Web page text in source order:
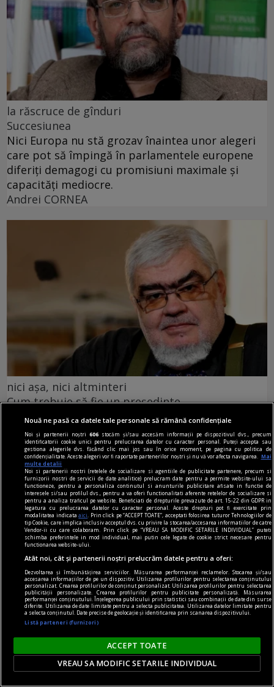
la răscruce de gînduri
Succesiunea
Nici Europa nu stă grozav înaintea unor alegeri
care pot să împingă în parlamentele europene
diferiți demagogi cu promisiuni maximale și
capacități mediocre.
Andrei CORNEA
nici așa, nici altminteri
Cum trebuie să fie un președinte
Nu cred în nici o campanie electorală construită
pe negativitate, pe agresiune, pe obsesii strict
individuale.
Andrei PLEŞU
Avram Iancu – 200
Nouă ne pasă ca datele tale personale să rămână confidențiale
Noi și partenerii noștri606 stocăm și/sau accesăm informații pe dispozitivul dvs., precum
identificatorii cookie unici pentru prelucrarea datelor cu caracter personal. Puteți accepta sau
gestiona alegerile dvs. făcând clic mai jos sau în orice moment, pe pagina cu politica de
confidențialitate. Aceste alegeri vor fi raportate partenerilor noștri și nu vă vor afecta navigarea.
Mai
multe detalii
Noi si partenerii nostri (retelele de socializare si agentiile de publicitate partenere, precum si
furnizorii nostri de servicii de date analitice) prelucram date pentru a permite website-ului sa
functioneze, pentru a personaliza continutul si anunturile publicitare afisate in functie de
interesele si/sau profilul dvs., pentru a va oferi functionalitati aferente retelelor de socializare si
pentru a analiza traficul pe website. Beneficiati de drepturile prevazute de art. 15-22 din GDPR in
legatura cu prelucrarea datelor cu caracter personal. Aceste drepturi pot fi exercitate prin
modalitatea indicataaici
. Prin click pe “ACCEPT TOATE”, acceptati folosirea tuturor Tehnologiilor de
tip Cookie, care implica inclusiv acceptul dvs. cu privire la stocarea/accesarea informatiilor de catre
Vendor-ii cu care colaboram. Prin click pe “VREAU SA MODIFIC SETARILE INDIVIDUAL” puteti
schimba preferintele in mod individual, mai putin cele legate de cookie strict necesare pentru
functionarea website-ului.
Atât noi, cât și partenerii noștri prelucrăm datele pentru a oferi:
Dezvoltarea și îmbunătățirea serviciilor. Măsurarea performanței reclamelor. Stocarea și/sau
accesarea informațiilor de pe un dispozitiv. Utilizarea profilurilor pentru selectarea conținutului
personalizat. Crearea profilurilor de conținut personalizat. Utilizarea profilurilor pentru selectarea
publicității personalizate. Crearea profilurilor pentru publicitate personalizată. Măsurarea
performanței conținutului. Înțelegerea publicului prin statistici sau combinații de date din surse
diferite. Utilizarea de date limitate pentru a selecta publicitatea. Utilizarea datelor limitate pentru
a selecta conținutul. Date precise de geolocație și identificarea prin scanarea dispozitivului.
Listă parteneri (furnizori)
ACCEPT TOATE
VREAU SA MODIFIC SETARILE INDIVIDUAL